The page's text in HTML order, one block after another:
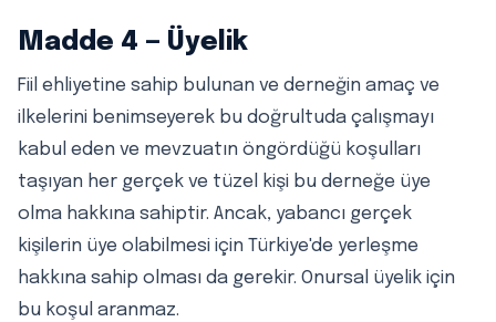
Madde 4 — Üyelik
Fiil ehliyetine sahip bulunan ve derneğin amaç ve
ilkelerini benimseyerek bu doğrultuda çalışmayı
kabul eden ve mevzuatın öngördüğü koşulları
taşıyan her gerçek ve tüzel kişi bu derneğe üye
olma hakkına sahiptir. Ancak, yabancı gerçek
kişilerin üye olabilmesi için Türkiye'de yerleşme
hakkına sahip olması da gerekir. Onursal üyelik için
bu koşul aranmaz.